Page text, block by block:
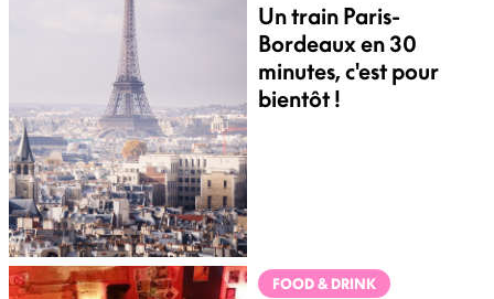
Un train Paris-
Bordeaux en 30
minutes, c'est pour
bientôt !
FOOD & DRINK